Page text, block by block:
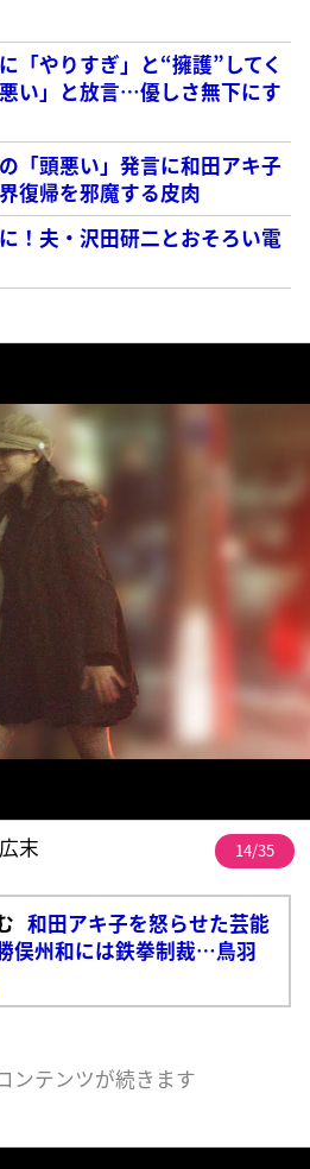
やりすぎ」と“擁護”してく
い」と放言…優しさ無下にす
「頭悪い」発言に和田アキ子
復帰を邪魔する皮肉
！夫・沢田研二とおそろい電
末 14/35
和田アキ子を怒らせた芸能
俣州和には鉄拳制裁…鳥羽
ンテンツが続きます